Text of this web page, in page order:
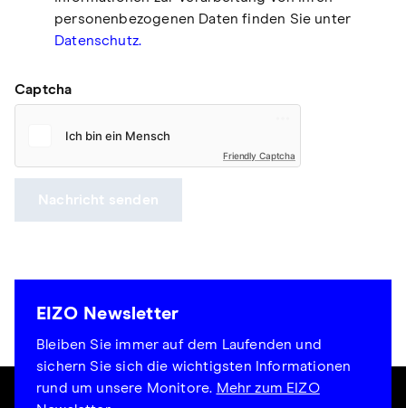
personenbezogenen Daten finden Sie unter
Datenschutz.
Captcha
Friendly Captcha
Nachricht senden
EIZO Newsletter
Bleiben Sie immer auf dem Laufenden und
sichern Sie sich die wichtigsten Informationen
rund um unsere Monitore. Mehr zum EIZO